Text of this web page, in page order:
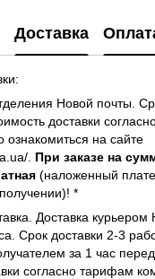
Доставка
Новой почты.
доставки
на сайте
. При заказе на
(наложенный
*
Доставка
Срок доставки 2-3
за 1 час перед
согласно тарифам